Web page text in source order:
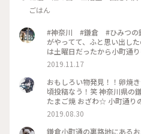
ごはん
#神奈川 #鎌倉 #ひみつの
がやってて、ふと思い出し
は土曜日だったから小町通
並び始めて、既に前に10人
入れたので、玉子焼きを注
お味と、、、とりあえず美
なあ。
2019.11.17
おもしろい物発見！！卵焼き☆ 2年くらい前？の写真w
頃投稿なう！笑 神奈川県の鎌倉市にある、玉子焼きの名店！
たまご焼 おざわ☆ 小町通りの裏路地にあります。 卵4個使用
で、砂糖醤油の風味の後に
た！ 口当たりは柔らでした！ 記憶でわ… 開
ったのに、長者の列で30分以上待
2019.08.30
鎌倉小町通の裏路地にある